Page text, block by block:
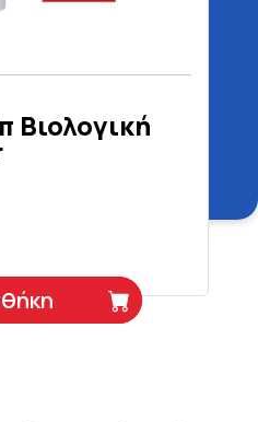
Βιολογική